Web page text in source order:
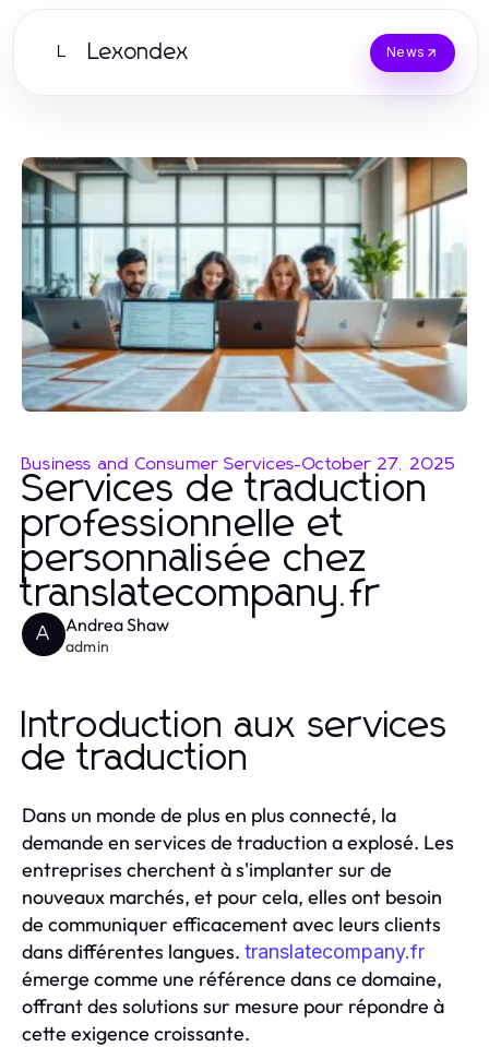
L Lexondex News
Business and Consumer Services-October 27, 2025
Services de traduction
professionnelle et
personnalisée chez
translatecompany.fr
A Andrea Shaw
admin
Introduction aux services
de traduction
Dans un monde de plus en plus connecté, la
demande en services de traduction a explosé. Les
entreprises cherchent à s'implanter sur de
nouveaux marchés, et pour cela, elles ont besoin
de communiquer efficacement avec leurs clients
dans différentes langues. translatecompany.fr
émerge comme une référence dans ce domaine,
offrant des solutions sur mesure pour répondre à
cette exigence croissante.